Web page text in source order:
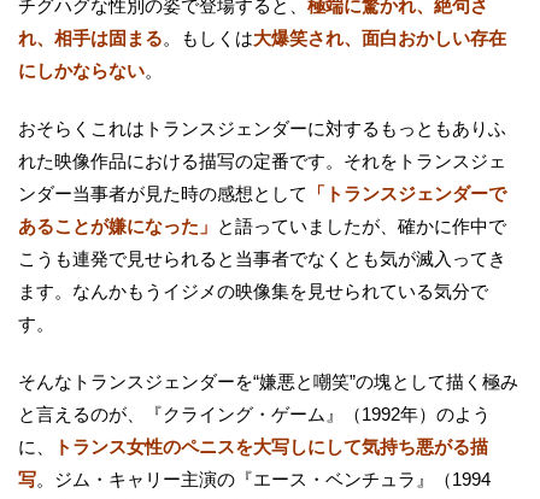
チグハグな性別の姿で登場すると、 極端に驚かれ、絶句さ
れ、相手は固まる。もしくは大爆笑され、面白おかしい存在
にしかならない。
おそらくこれはトランスジェンダーに対するもっともありふ
れた映像作品における描写の定番です。それをトランスジェ
ンダー当事者が見た時の感想として
「トランスジェンダーで
あることが嫌になった」 と語っていましたが、確かに作中で
こうも連発で見せられると当事者でなくとも気が滅入ってき
ます。なんかもうイジメの映像集を見せられている気分で
す。
そんなトランスジェンダーを“嫌悪と嘲笑”の塊として描く極み
と言えるのが、『クライング・ゲーム』（1992年）のよう
に、
トランス女性のペニスを大写しにして気持ち悪がる描
写。ジム・キャリー主演の『エース・ベンチュラ』（1994